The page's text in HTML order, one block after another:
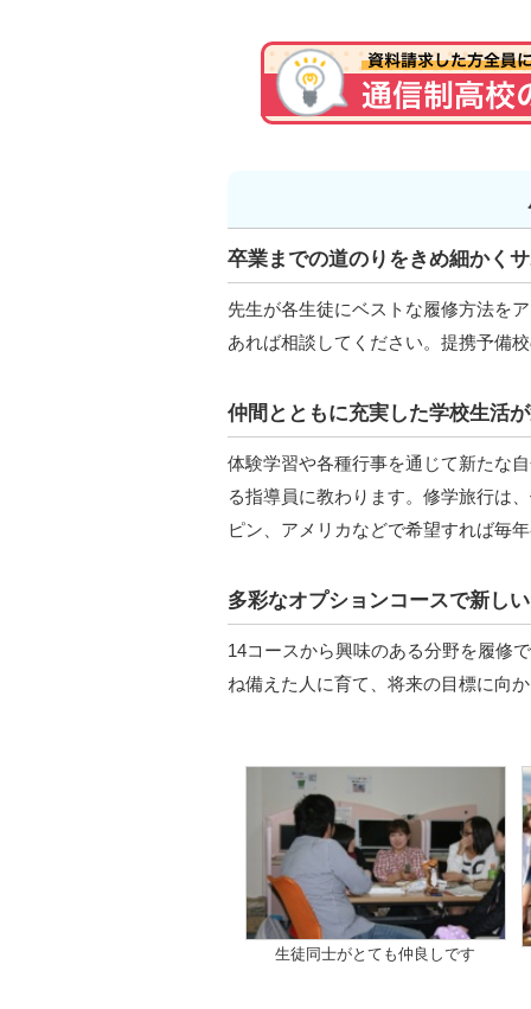
卒業までの道のりをきめ細かく
先生が各生徒にベストな履修方法を
あれば相談してください。提携予備
仲間とともに充実した学校生活
体験学習や各種行事を通じて新たな
る指導員に教わります。修学旅行は
ピン、アメリカなどで希望すれば毎
多彩なオプションコースで新し
14コースから興味のある分野を履修
ね備えた人に育て、将来の目標に向
生徒同士がとても仲良しです